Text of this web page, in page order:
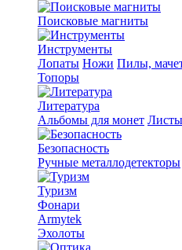
Поисковые магниты
Инструменты
Лопаты Ножи Пилы,
Топоры
Литература
Альбомы для монет Листы
Безопасность
Ручные металлодетекторы
Туризм
Фонари
Armytek
Эхолоты